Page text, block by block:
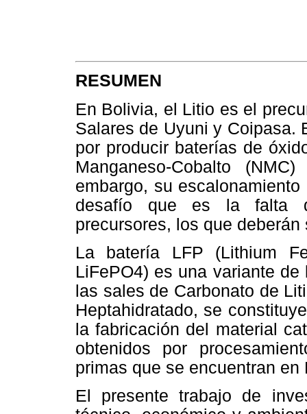
RESUMEN
En Bolivia, el Litio es el
Salares de Uyuni y Coipasa.
por producir baterías de
Manganeso-Cobalto
embargo, su
desafío que es la falta
precursores, los que deberán
La batería LFP (Lithium
LiFePO4) es una variante
las sales de Carbonato de
Heptahidratado, se
la fabricación del material
obtenidos por
primas que se encuentran en
El presente trabajo de